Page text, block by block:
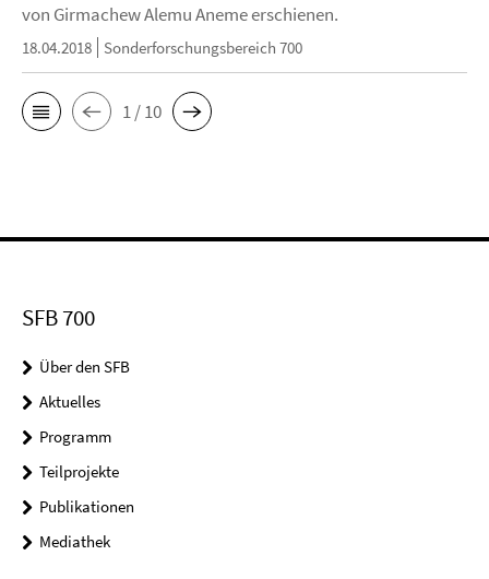
von Girmachew Alemu Aneme erschienen.
18.04.2018 Sonderforschungsbereich 700
1 / 10
SFB 700
Über den SFB
Aktuelles
Programm
Teilprojekte
Publikationen
Mediathek